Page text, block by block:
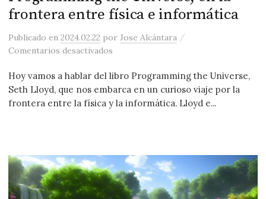
frontera entre física e informática
Publicadoen2024.02.22 porJose Alcántara /
Comentarios desactivados
Hoy vamos a hablar del libro Programming the Universe,
Seth Lloyd, que nos embarca en un curioso viaje por la
frontera entre la física y la informática. Lloyd e...